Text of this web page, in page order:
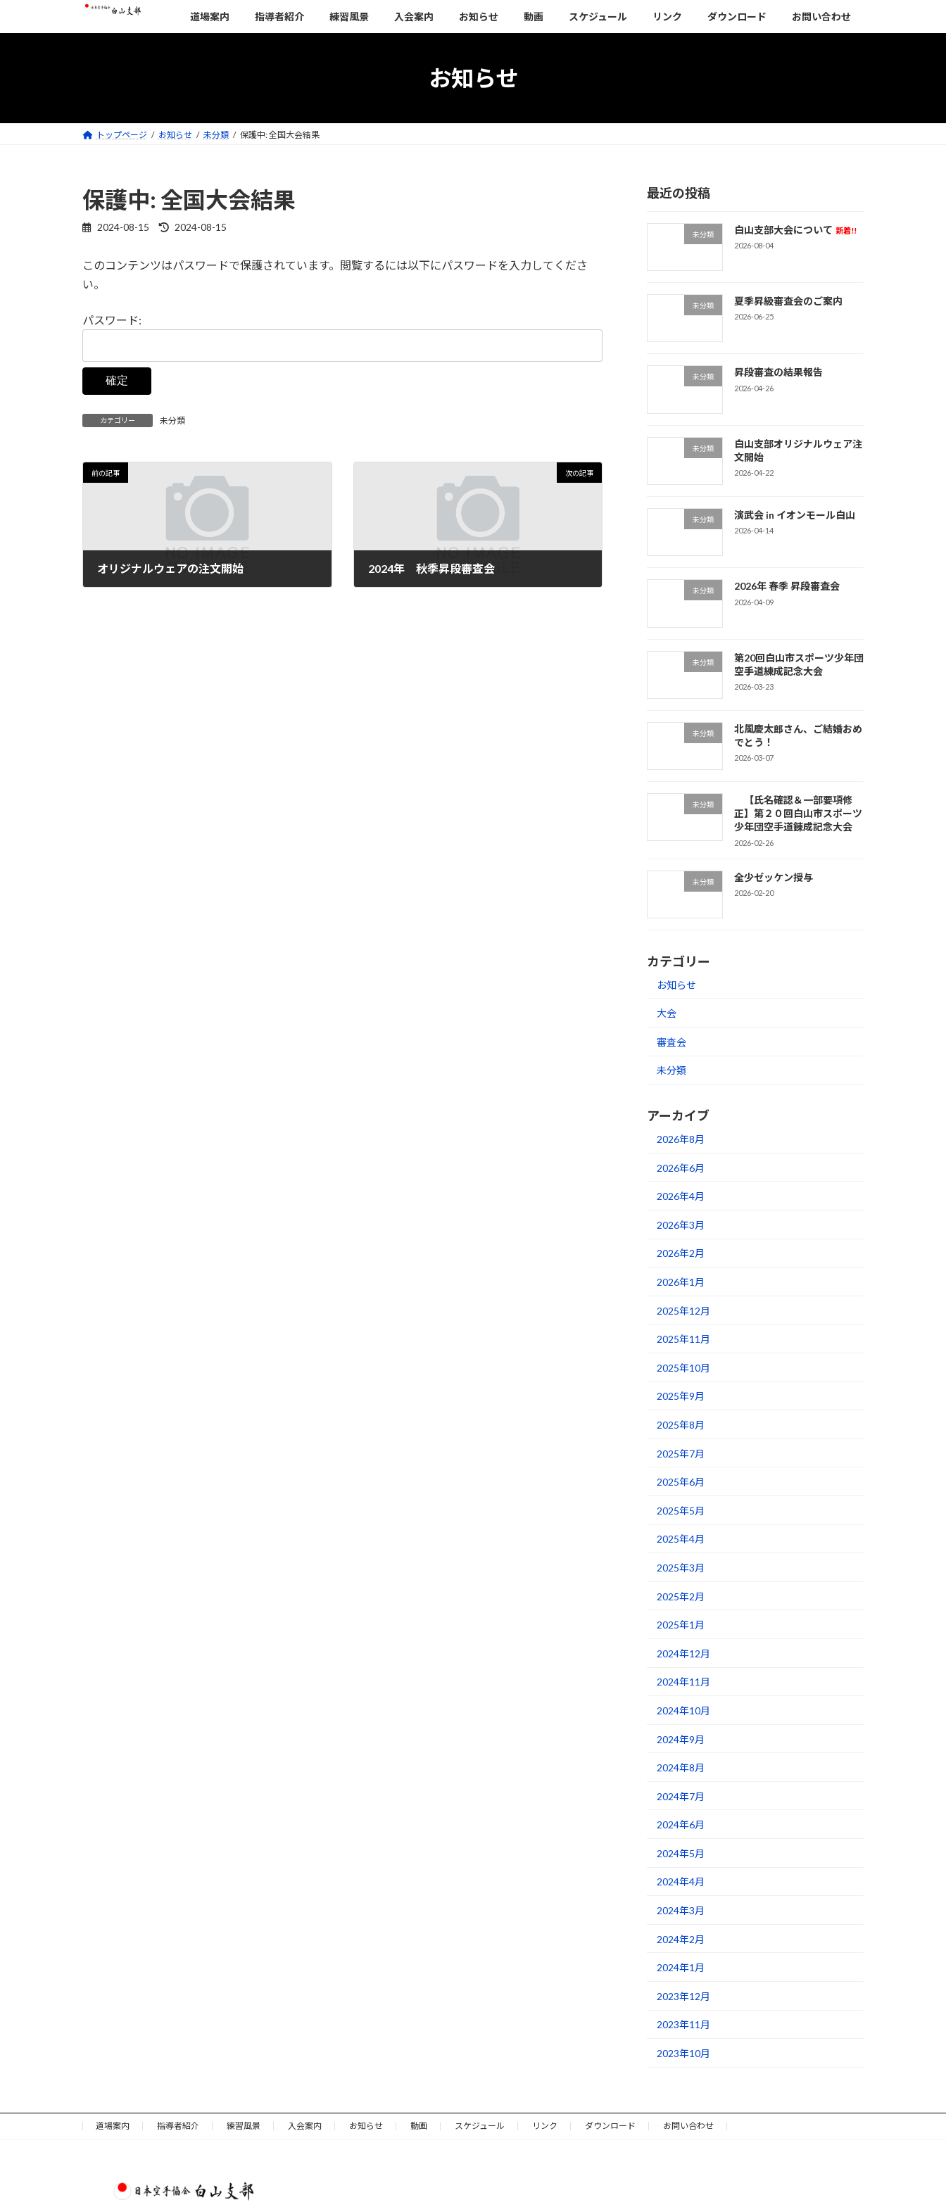
キ
に
道場案内 指導者紹介 練習風景 入会案内 お知らせ 動画 スケジュール リンク ダウンロード お問い合わせ
お知らせ
トップページ お知らせ 未分類 保護中: 全国大会結果
保護中: 全国大会結果
2024-08-15
最
新
2024-08-15
このコンテンツはパスワードで保護されています。閲覧するには以下にパスワードを入力してくださ
い。
パスワード:
カテゴリー 未分類
前の記事
オリジナルウェアの注文開始
次の記事
2024年 秋季昇段審査会
最近の投稿
未分類 白山支部大会について 新着!!
2026-08-04
未分類 夏季昇級審査会のご案内
2026-06-25
未分類 昇段審査の結果報告
2026-04-26
未分類
白山支部オリジナルウェア注
文開始
2026-04-22
未分類 演武会 in イオンモール白山
2026-04-14
未分類 2026年 春季 昇段審査会
2026-04-09
未分類
第20回白山市スポーツ少年団
空手道練成記念大会
2026-03-23
未分類
北風慶太郎さん、ご結婚おめ
でとう！
2026-03-07
未分類
【氏名確認＆一部要項修
正】第２０回白山市スポーツ
少年団空手道錬成記念大会
2026-02-26
未分類 全少ゼッケン授与
2026-02-20
カテゴリー
お知らせ
大会
審査会
未分類
アーカイブ
2026年8月
2026年6月
2026年4月
2026年3月
2026年2月
2026年1月
2025年12月
2025年11月
2025年10月
2025年9月
2025年8月
2025年7月
2025年6月
2025年5月
2025年4月
2025年3月
2025年2月
2025年1月
2024年12月
2024年11月
2024年10月
2024年9月
2024年8月
2024年7月
2024年6月
2024年5月
2024年4月
2024年3月
2024年2月
2024年1月
2023年12月
2023年11月
2023年10月
道場案内 指導者紹介 練習風景 入会案内 お知らせ 動画 スケジュール リンク ダウンロード お問い合わせ